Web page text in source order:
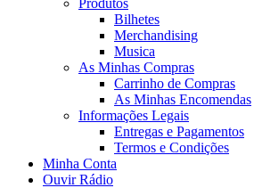
Produtos
Bilhetes
Merchandising
Musica
As Minhas Compras
Carrinho de Compras
As Minhas Encomendas
Informações Legais
Entregas e Pagamentos
Termos e Condições
Minha Conta
Ouvir Rádio